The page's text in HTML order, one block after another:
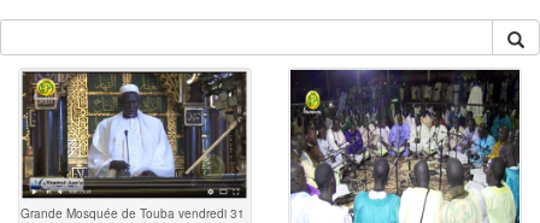
Grande Mosquée de Touba vendredi 31